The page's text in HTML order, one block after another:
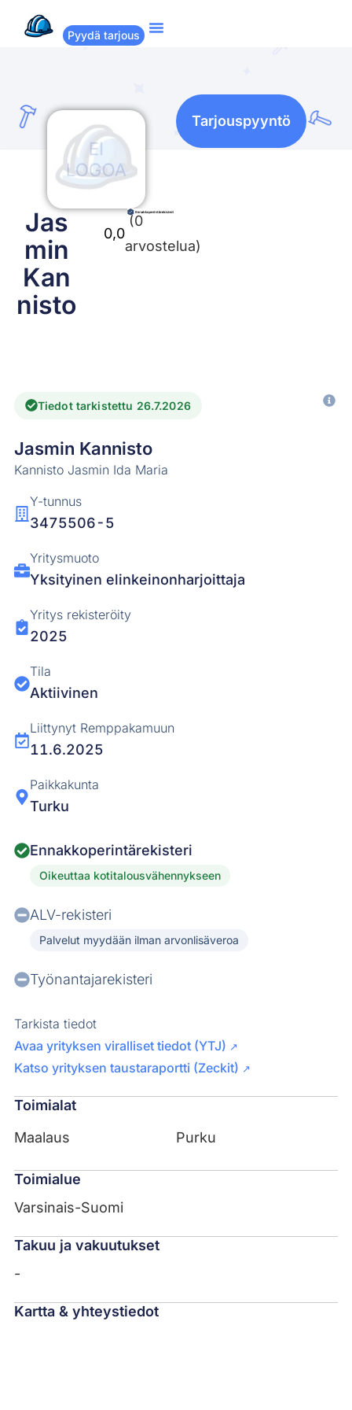
Pyydä tarjous
Jas
min
Kan
nisto
0,0
(0
arvostelua)
Tarjouspyyntö
Tiedot tarkistettu 26.7.2026
Jasmin Kannisto
Kannisto Jasmin Ida Maria
Y-tunnus
3475506-5
Yritysmuoto
Yksityinen elinkeinonharjoittaja
Yritys rekisteröity
2025
Tila
Aktiivinen
Liittynyt Remppakamuun
11.6.2025
Paikkakunta
Turku
Ennakkoperintärekisteri
Oikeuttaa kotitalousvähennykseen
ALV-rekisteri
Palvelut myydään ilman arvonlisäveroa
Työnantajarekisteri
Tarkista tiedot
Avaa yrityksen viralliset tiedot (YTJ) ↗
Katso yrityksen taustaraportti (Zeckit) ↗
Toimialat
Maalaus
Purku
Toimialue
Varsinais-Suomi
Takuu ja vakuutukset
-
Kartta & yhteystiedot